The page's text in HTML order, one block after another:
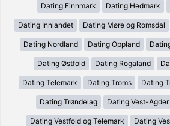
Dating Finnmark Dating Hedmark
Dating Innlandet Dating Møre og Romsdal
Dating Nordland Dating Oppland
Dating Østfold Dating Rogaland
Dating Telemark Dating Troms Dating
Dating Trøndelag Dating Vest-Agder
Dating Vestfold og Telemark Dating